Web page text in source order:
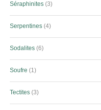
Séraphinites 3
Serpentines 4
Sodalites 6
Soufre 1
Tectites 3